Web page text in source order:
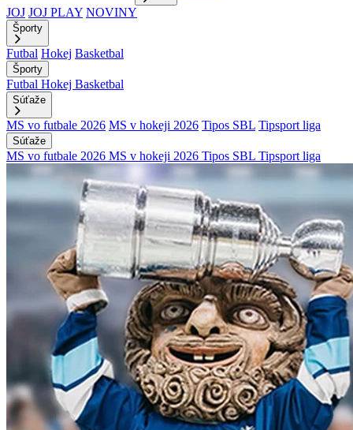
JOJ JOJ PLAY NOVINY
Športy
Futbal Hokej Basketbal
Športy
Futbal Hokej Basketbal
Súťaže
MS vo futbale 2026 MS v hokeji 2026 Tipos SBL Tipsport liga
Súťaže
MS vo futbale 2026 MS v hokeji 2026 Tipos SBL Tipsport liga